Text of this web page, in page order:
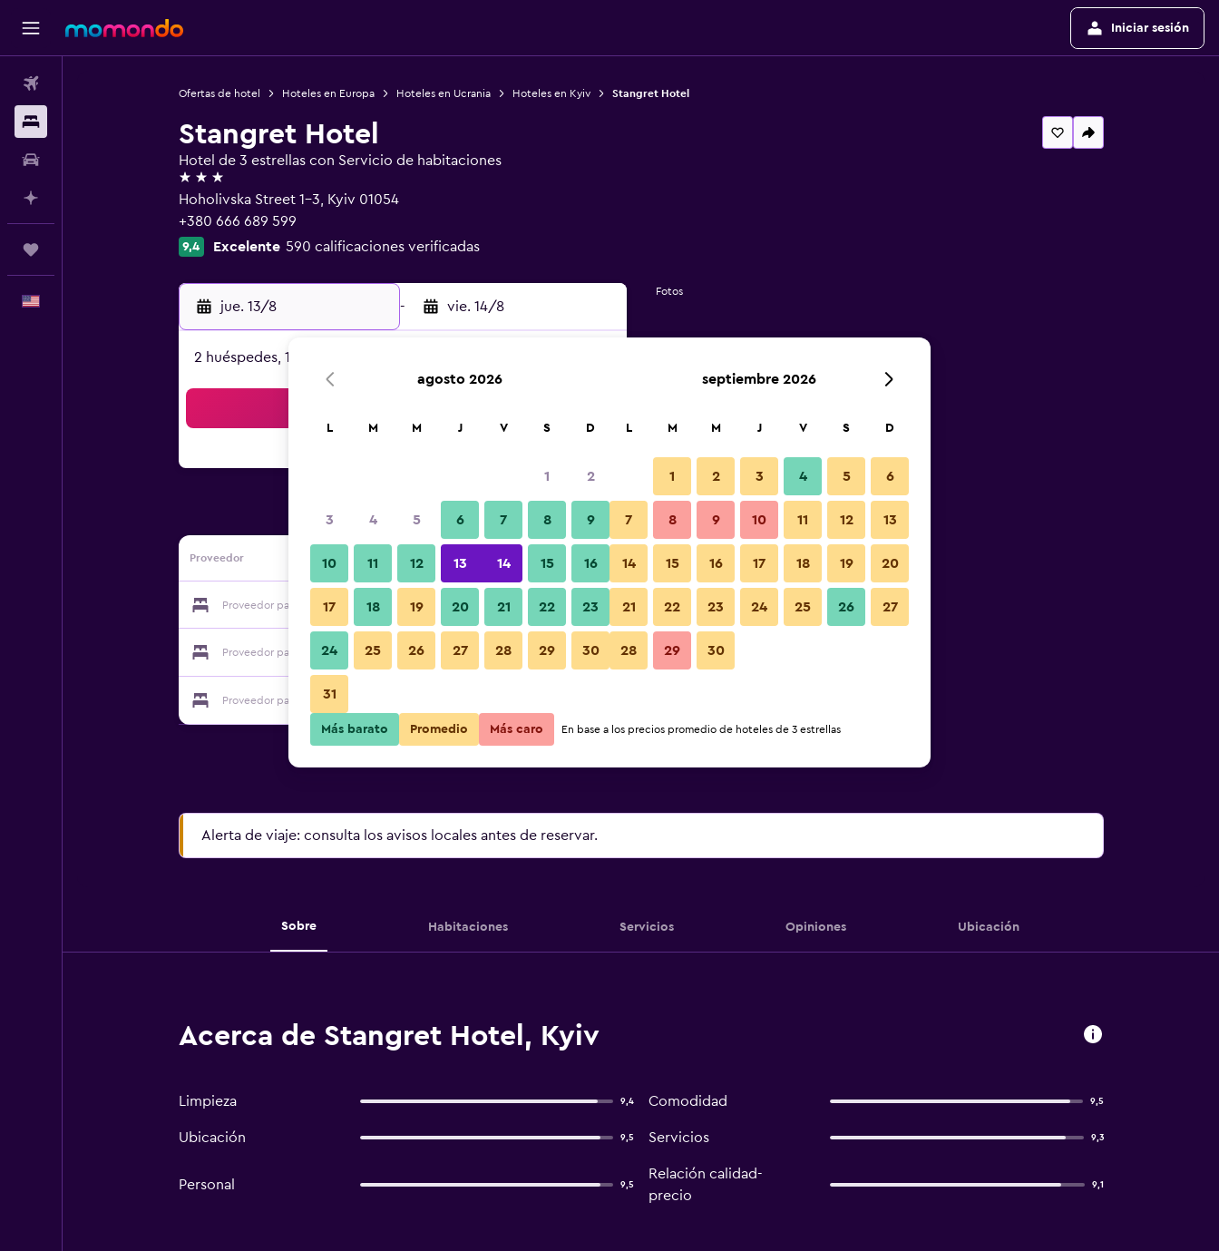
Iniciar sesión
Ofertas de hotel Hoteles en Europa Hoteles en Ucrania Hoteles en Kyiv Stangret Hotel
Stangret Hotel
Hotel de 3 estrellas con Servicio de habitaciones
3 estrellas
Hoholivska Street 1-3, Kyiv 01054
+380 666 689 599
9,4 Excelente 590 calificaciones verificadas
jue. 13/8 - vie. 14/8
2 huéspedes, 1 habitación
Proveedor
Proveedor para Stangret Hotel Ver precios
Proveedor para Stangret Hotel Ver precios
Proveedor para Stangret Hotel
Fotos
Alerta de viaje: consulta los avisos locales antes de reservar.
Sobre Habitaciones Servicios Opiniones Ubicación
Acerca de Stangret Hotel, Kyiv
Limpieza 9,4 Comodidad 9,5
Ubicación 9,5 Servicios 9,3
Personal 9,5
Relación calidad-
precio
9,1
agosto 2026
L M M J V S D
1 2
3 4 5 6 7 8 9
10 11 12 13 14 15 16
17 18 19 20 21 22 23
24 25 26 27 28 29 30
31
septiembre 2026
L M M J V S D
1 2 3 4 5 6
7 8 9 10 11 12 13
14 15 16 17 18 19 20
21 22 23 24 25 26 27
28 29 30
Más barato Promedio Más caro En base a los precios promedio de hoteles de 3 estrellas